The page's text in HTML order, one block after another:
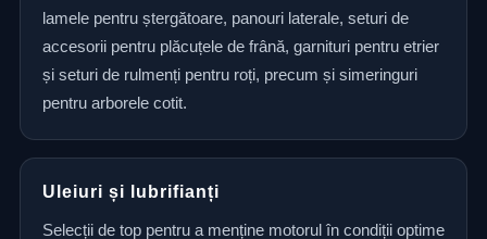
lamele pentru ștergătoare, panouri laterale, seturi de
accesorii pentru plăcuțele de frână, garnituri pentru etrier
și seturi de rulmenți pentru roți, precum și simeringuri
pentru arborele cotit.
Uleiuri și lubrifianți
Selecții de top pentru a menține motorul în condiții optime